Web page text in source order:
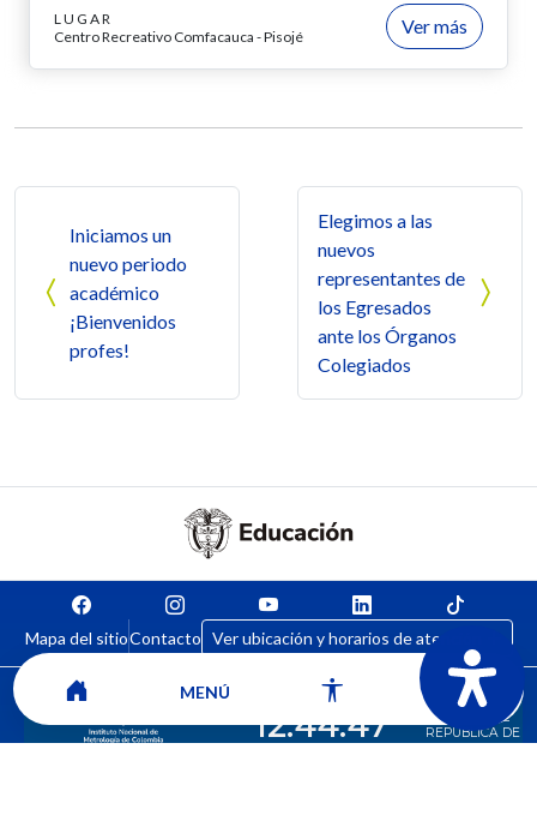
LUGAR
Centro Recreativo Comfacauca - Pisojé
Ver más
Iniciamos un
nuevo periodo
académico
¡Bienvenidos
profes!
Elegimos a las
nuevos
representantes de
los Egresados
ante los Órganos
Colegiados
Mapa del sitioContacto Ver ubicación y horarios de atención
MENÚ